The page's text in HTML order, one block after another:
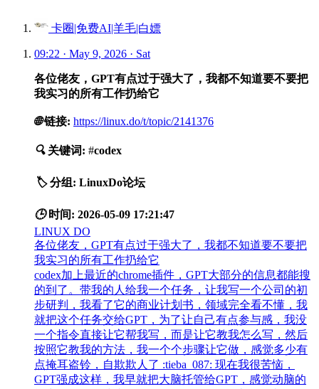
卡圈|免费AI|羊毛|白嫖
09:22 · May 9, 2026 · Sat
各位佬友，GPT有点过于强大了，我都不知道要不要把
我实习的所有工作扔给它
🌐 链接: https://linux.do/t/topic/2141376
🔍 关键词: #codex
🏷️ 分组: LinuxDo论坛
🕒 时间: 2026-05-09 17:21:47
LINUX DO
各位佬友，GPT有点过于强大了，我都不知道要不要把
我实习的所有工作扔给它
codex加上最近的chrome插件，GPT大部分的信息都能搜
的到了。带我的人给我一个任务，让我写一个公司的初
步研判，我看了它的商业计划书，领域完全看不懂，我
就把这个任务交给GPT，为了让自己有点参与感，我没
一个指令直接让它帮我写，而是让它教我怎么写，然后
按照它教我的方法，我一个个步骤让它做，感觉多少有
点掩耳盗铃，自欺欺人了 :tieba_087: 现在我很苦恼，
GPT强成这样，我早就把大脑托管给GPT，感觉动脑的